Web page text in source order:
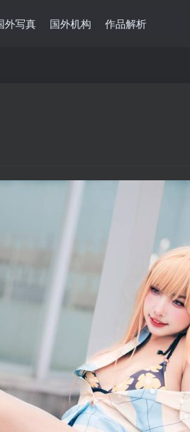
外写真 国外机构 作品解析